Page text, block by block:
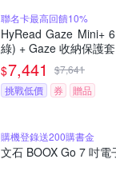
聯名卡最高回饋10%
HyRead Gaze Mini+
綠) + Gaze 收納保護
$7,441 $7,641
挑戰低價
券 贈品
購機登錄送200購書金
文石 BOOX Go 7 吋電